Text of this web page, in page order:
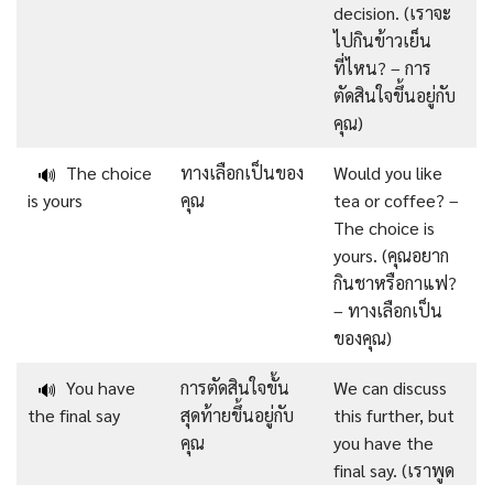
decision. (เราจะ
ไปกินข้าวเย็น
ที่ไหน? – การ
ตัดสินใจขึ้นอยู่กับ
คุณ)
🔊 The choice
is yours
ทางเลือกเป็นของ
คุณ
Would you like
tea or coffee? –
The choice is
yours. (คุณอยาก
กินชาหรือกาแฟ?
– ทางเลือกเป็น
ของคุณ)
🔊 You have
the final say
การตัดสินใจขั้น
สุดท้ายขึ้นอยู่กับ
คุณ
We can discuss
this further, but
you have the
final say. (เราพูด